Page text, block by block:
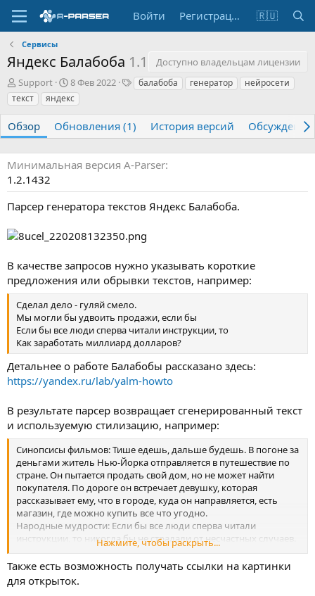
Войти Регистрация 🇷🇺
Сервисы
Яндекс Балабоба 1.1
Доступно владельцам лицензии
А
в
т
о
р
Support
Д
а
т
с
д
н
и
8 Фев 2022
Т балабоба генератор
нейросети
текст
яндекс
Обзор Обновления (1) История версий Обсуждение
Минимальная версия A-Parser
1.2.1432
Парсер генератора текстов Яндекс Балабоба.
В качестве запросов нужно указывать короткие
предложения или обрывки текстов, например:
Сделал дело - гуляй смело.
Мы могли бы удвоить продажи, если бы
Если бы все люди сперва читали инструкции, то
Как заработать миллиард долларов?
Детальнее о работе Балабобы рассказано здесь:
https://yandex.ru/lab/yalm-howto
В результате парсер возвращает сгенерированный текст
и используемую стилизацию, например:
Синопсисы фильмов: Тише едешь, дальше будешь. В погоне за
деньгами житель Нью-Йорка отправляется в путешествие по
стране. Он пытается продать свой дом, но не может найти
покупателя. По дороге он встречает девушку, которая
рассказывает ему, что в городе, куда он направляется, есть
магазин, где можно купить все что угодно.
Народные мудрости: Если бы все люди сперва читали
инструкции, то никогда бы не страдали от несчастных случаев.
Короче, Википедия: Тише едешь, дальше будешь. Это не
русская народная пословица, а девиз дальнобойщиков.
ТВ-репортажи: Тише едешь, дальше будешь. В Москве
открылась выставка о жизни и творчестве Михаила
Нажмите, чтобы раскрыть...
Также есть возможность получать ссылки на картинки
для открыток.